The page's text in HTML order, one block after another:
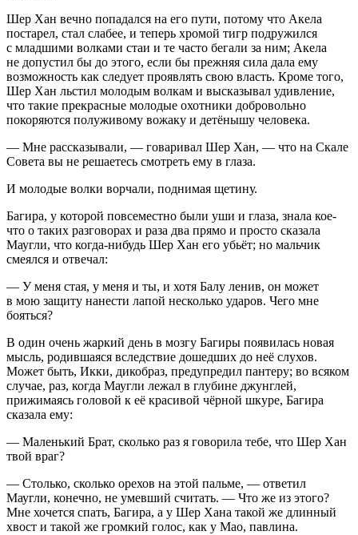
Шер Хан вечно попадался на его пути, потому что Акела
постарел, стал слабее, и теперь хромой тигр подружился
с младшими волками стаи и те часто бегали за ним; Акела
не допустил бы до этого, если бы прежняя сила дала ему
возможность как следует проявлять свою власть. Кроме того,
Шер Хан льстил молодым волкам и высказывал удивление,
что такие прекрасные молодые охотники добровольно
покоряются полуживому вожаку и детёнышу человека.
— Мне рассказывали, — говаривал Шер Хан, — что на Скале
Совета вы не решаетесь смотреть ему в глаза.
И молодые волки ворчали, поднимая щетину.
Багира, у которой повсеместно были уши и глаза, знала кое-
что о таких разговорах и раза два прямо и просто сказала
Маугли, что когда-нибудь Шер Хан его убьёт; но мальчик
смеялся и отвечал:
— У меня стая, у меня и ты, и хотя Балу ленив, он может
в мою защиту нанести лапой несколько ударов. Чего мне
бояться?
В один очень жаркий день в мозгу Багиры появилась новая
мысль, родившаяся вследствие дошедших до неё слухов.
Может быть, Икки, дикобраз, предупредил пантеру; во всяком
случае, раз, когда Маугли лежал в глубине джунглей,
прижимаясь головой к её красивой чёрной шкуре, Багира
сказала ему:
— Маленький Брат, сколько раз я говорила тебе, что Шер Хан
твой враг?
— Столько, сколько орехов на этой пальме, — ответил
Маугли, конечно, не умевший считать. — Что же из этого?
Мне хочется спать, Багира, а у Шер Хана такой же длинный
хвост и такой же громкий голос, как у Мао, павлина.